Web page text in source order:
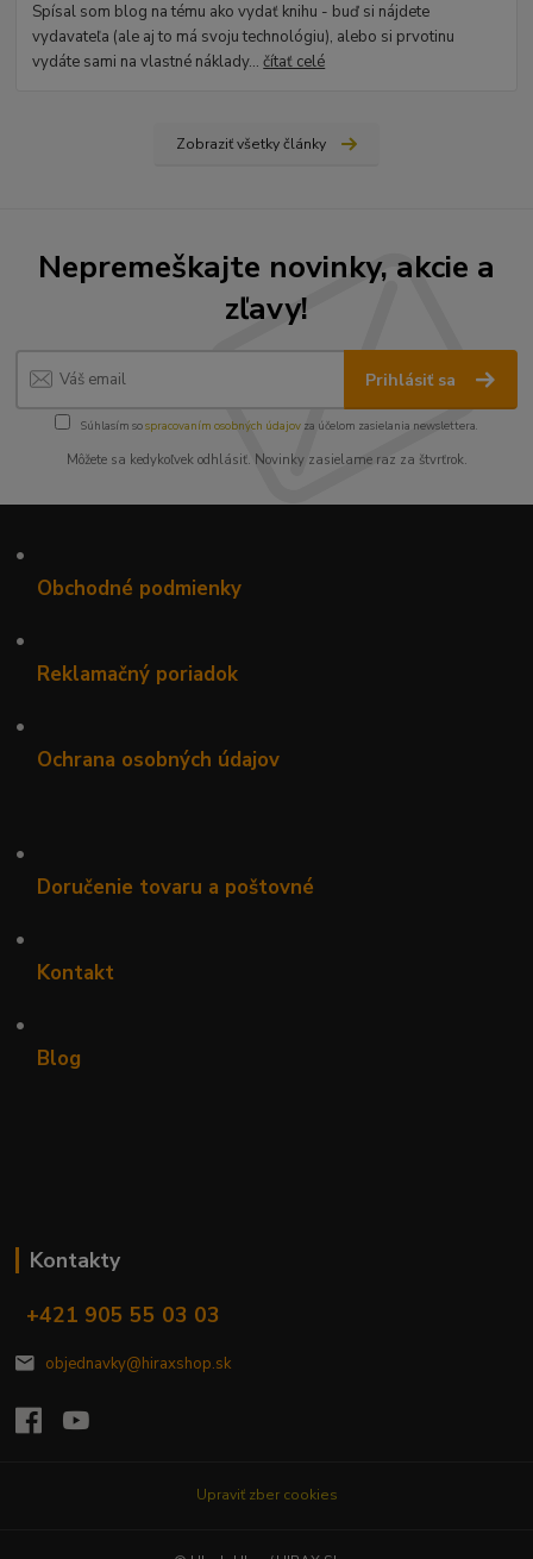
Spísal som blog na tému ako vydať knihu - buď si nájdete
vydavateľa (ale aj to má svoju technológiu), alebo si prvotinu
vydáte sami na vlastné náklady...čítať celé
Zobraziť všetky články
Nepremeškajte novinky, akcie a
zľavy!
Prihlásiť sa
Súhlasím sospracovaním osobných údajov za účelom zasielania newslettera.
Môžete sa kedykoľvek odhlásiť. Novinky zasielame raz za štvrťrok.
•
Obchodné podmienky
•
Reklamačný poriadok
•
Ochrana osobných údajov
•
Doručenie tovaru a poštovné
•
Kontakt
•
Blog
Kontakty
+421 905 55 03 03
objednavky@hiraxshop.sk
Upraviť zber cookies